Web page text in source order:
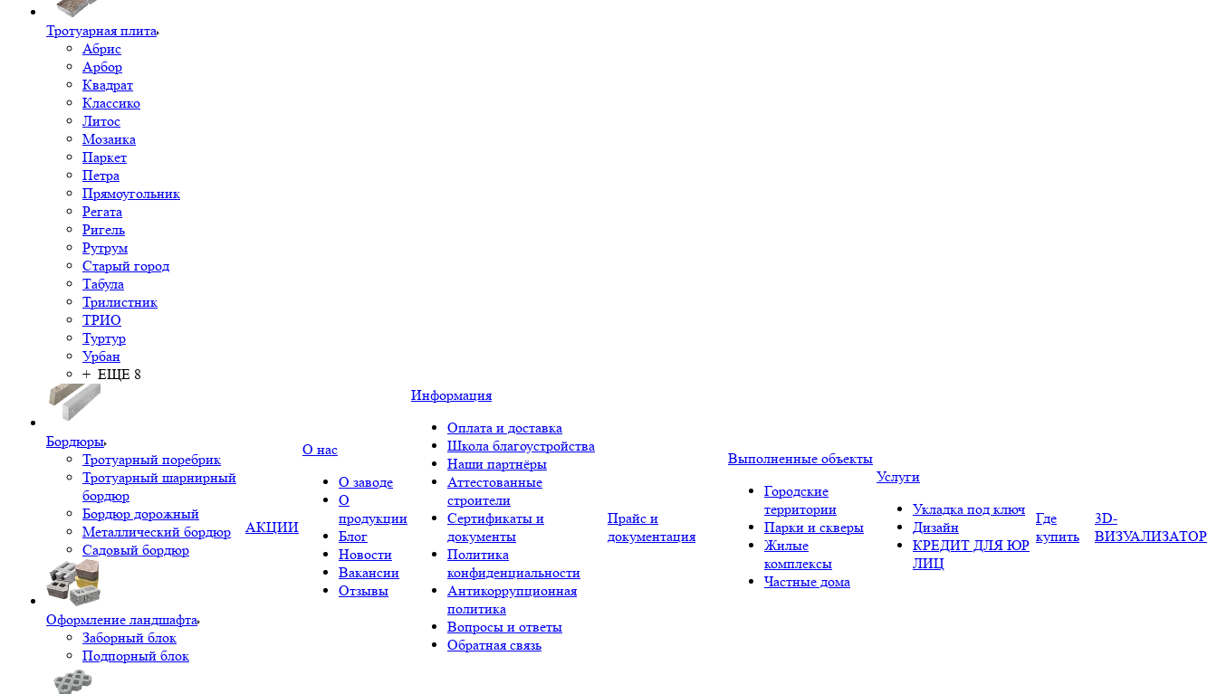
Тротуарная плита
Абрис
Арбор
Квадрат
Классико
Литос
Мозаика
Паркет
Петра
Прямоугольник
Регата
Ригель
Рутрум
Старый город
Табула
Трилистник
ТРИО
Туртур
Урбан
+ ЕЩЕ 8
Бордюры
Тротуарный поребрик
Тротуарный шарнирный
бордюр
Бордюр дорожный
Металлический бордюр
Садовый бордюр
Оформление ландшафта
Заборный блок
Подпорный блок
АКЦИИ
О нас
О заводе
О
продукции
Блог
Новости
Вакансии
Отзывы
Информация
Оплата и доставка
Школа благоустройства
Наши партнёры
Аттестованные
строители
Сертификаты и
документы
Политика
конфиденциальности
Антикоррупционная
политика
Вопросы и ответы
Обратная связь
Прайс и
документация
Выполненные объекты
Городские
территории
Парки и скверы
Жилые
комплексы
Частные дома
Услуги
Укладка под ключ
Дизайн
КРЕДИТ ДЛЯ ЮР
ЛИЦ
Где
купить
3D-
ВИЗУАЛИЗАТОР